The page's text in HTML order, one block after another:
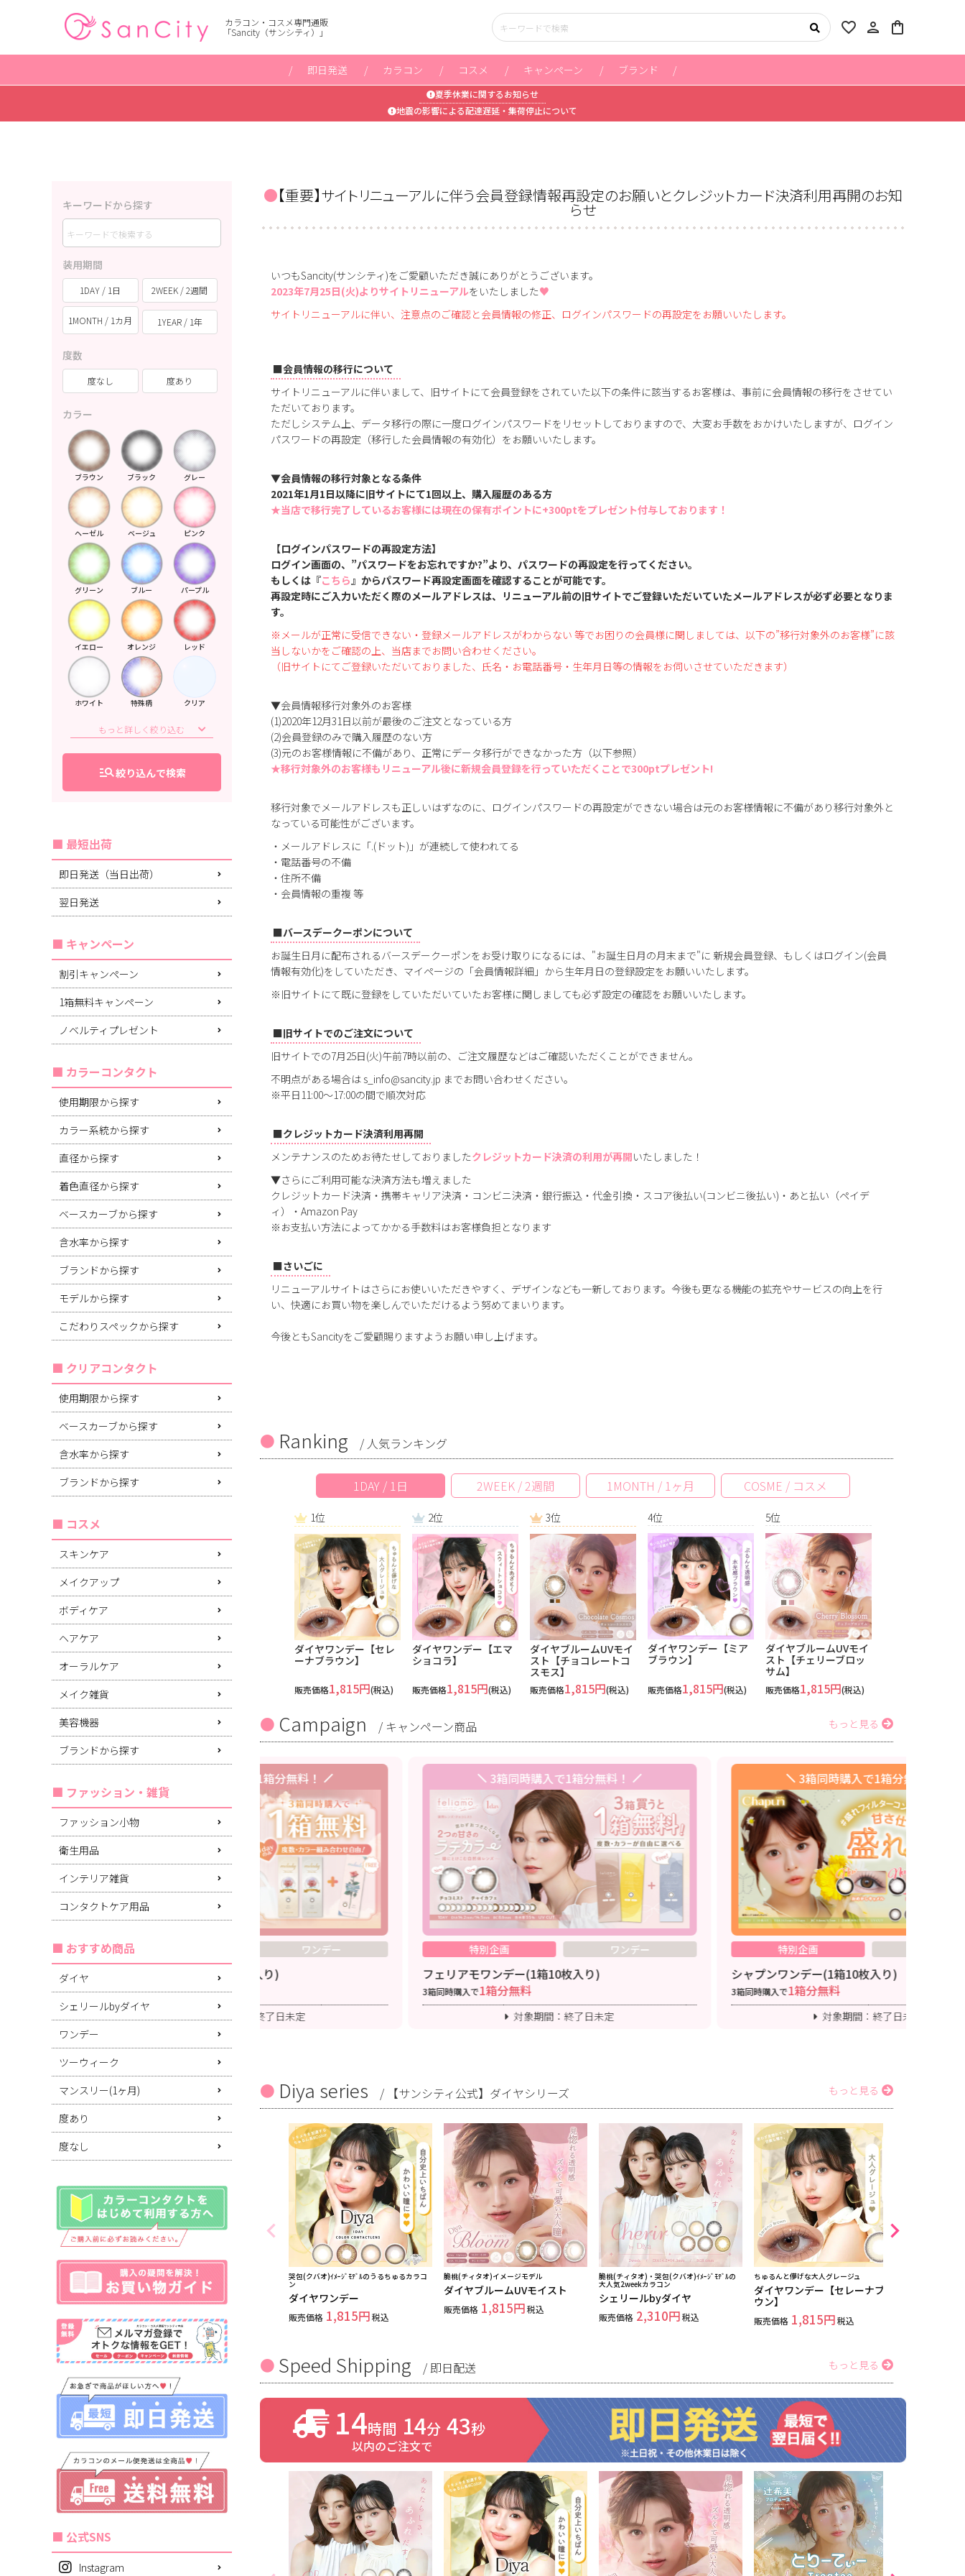
カラコン・コスメ専門通販
「Sancity（サンシティ）」
favorite_border person shopping_bag
即日発送 カラコン コスメ キャンペーン ブランド
夏季休業に関するお知らせ
地震の影響による配達遅延・集荷停止について
キーワードから探す
装用期間
1DAY / 1日 2WEEK / 2週間
1MONTH / 1カ月 1YEAR / 1年
度数
度なし 度あり
カラー
ブラウン ブラック グレー
ヘーゼル ベージュ ピンク
グリーン ブルー パープル
イエロー オレンジ レッド
ホワイト 特殊柄 クリア
manage_search絞り込んで検索
最短出荷
即日発送（当日出荷）
翌日発送
キャンペーン
割引キャンペーン
1箱無料キャンペーン
ノベルティプレゼント
カラーコンタクト
使用期限から探す
カラー系統から探す
直径から探す
着色直径から探す
ベースカーブから探す
含水率から探す
ブランドから探す
モデルから探す
こだわりスペックから探す
クリアコンタクト
使用期限から探す
ベースカーブから探す
含水率から探す
ブランドから探す
コスメ
スキンケア
メイクアップ
ボディケア
ヘアケア
オーラルケア
メイク雑貨
美容機器
ブランドから探す
ファッション・雑貨
ファッション小物
衛生用品
インテリア雑貨
コンタクトケア用品
おすすめ商品
ダイヤ
シェリールbyダイヤ
ワンデー
ツーウィーク
マンスリー(1ヶ月)
度あり
度なし
■ 公式SNS
Instagram
【重要】サイトリニューアルに伴う会員登録情報再設定のお願いとクレジットカード決済利用再開のお知
らせ
いつもSancity(サンシティ)をご愛顧いただき誠にありがとうございます。
2023年7月25日(火)よりサイトリニューアルをいたしました♥
サイトリニューアルに伴い、注意点のご確認と会員情報の修正、ログインパスワードの再設定をお願いいたします。
■会員情報の移行について
サイトリニューアルに伴いまして、旧サイトにて会員登録をされていた以下の条件に該当するお客様は、事前に会員情報の移行をさせてい
ただいております。
ただしシステム上、データ移行の際に一度ログインパスワードをリセットしておりますので、大変お手数をおかけいたしますが、ログイン
パスワードの再設定（移行した会員情報の有効化）をお願いいたします。
▼会員情報の移行対象となる条件
2021年1月1日以降に旧サイトにて1回以上、購入履歴のある方
★当店で移行完了しているお客様には現在の保有ポイントに+300ptをプレゼント付与しております！
【ログインパスワードの再設定方法】
ログイン画面の、”パスワードをお忘れですか?”より、パスワードの再設定を行ってください。
もしくは『こちら』からパスワード再設定画面を確認することが可能です。
再設定時にご入力いただく際のメールアドレスは、リニューアル前の旧サイトでご登録いただいていたメールアドレスが必ず必要となりま
す。
※メールが正常に受信できない・登録メールアドレスがわからない 等でお困りの会員様に関しましては、以下の”移行対象外のお客様”に該
当しないかをご確認の上、当店までお問い合わせください。
（旧サイトにてご登録いただいておりました、氏名・お電話番号・生年月日等の情報をお伺いさせていただきます）
▼会員情報移行対象外のお客様
(1)2020年12月31日以前が最後のご注文となっている方
(2)会員登録のみで購入履歴のない方
(3)元のお客様情報に不備があり、正常にデータ移行ができなかった方（以下参照）
★移行対象外のお客様もリニューアル後に新規会員登録を行っていただくことで300ptプレゼント!
移行対象でメールアドレスも正しいはずなのに、ログインパスワードの再設定ができない場合は元のお客様情報に不備があり移行対象外と
なっている可能性がございます。
・メールアドレスに「.(ドット)」が連続して使われてる
・電話番号の不備
・住所不備
・会員情報の重複 等
■バースデークーポンについて
お誕生日月に配布されるバースデークーポンをお受け取りになるには、"お誕生日月の月末まで"に 新規会員登録、もしくはログイン(会員
情報有効化)をしていただき、マイページの「会員情報詳細」から生年月日の登録設定をお願いいたします。
※旧サイトにて既に登録をしていただいていたお客様に関しましても必ず設定の確認をお願いいたします。
■旧サイトでのご注文について
旧サイトでの7月25日(火)午前7時以前の、ご注文履歴などはご確認いただくことができません。
不明点がある場合は s_info@sancity.jp までお問い合わせください。
※平日11:00～17:00の間で順次対応
■クレジットカード決済利用再開
メンテナンスのためお待たせしておりましたクレジットカード決済の利用が再開いたしました！
▼さらにご利用可能な決済方法も増えました
クレジットカード決済・携帯キャリア決済・コンビニ決済・銀行振込・代金引換・スコア後払い(コンビニ後払い)・あと払い（ペイデ
ィ）・Amazon Pay
※お支払い方法によってかかる手数料はお客様負担となります
■さいごに
リニューアルサイトはさらにお使いいただきやすく、デザインなども一新しております。今後も更なる機能の拡充やサービスの向上を行
い、快適にお買い物を楽しんでいただけるよう努めてまいります。
今後ともSancityをご愛顧賜りますようお願い申し上げます。
Ranking / 人気ランキング
1DAY / 1日 2WEEK / 2週間 1MONTH / 1ヶ月 COSME / コスメ
1位
ダイヤワンデー【セレ
ーナブラウン】
販売価格1,815円(税込)
2位
ダイヤワンデー【エマ
ショコラ】
販売価格1,815円(税込)
3位
ダイヤブルームUVモイ
スト【チョコレートコ
スモス】
販売価格1,815円(税込)
4位
ダイヤワンデー【ミア
ブラウン】
販売価格1,815円(税込)
5位
ダイヤブルームUVモイ
スト【チェリーブロッ
サム】
販売価格1,815円(税込)
Campaign / キャンペーン商品 もっと見る
特別企画
ディワンデー(1箱10枚入り)
1箱分無料
対象期間：終了日未定
3箱同時購入で1箱分無料！
特別企画 ワンデー
フェリアモワンデー(1箱10枚入り)
3箱同時購入で1箱分無料🌻
特別企画 ワンデー
シャプンワンデー(1箱10枚入り)
Diya series / 【サンシティ公式】ダイヤシリーズ もっと見る
哭包(クバオ)ｲﾒｰｼﾞﾓﾃﾞﾙのうるちゅるカラコ
ン
ダイヤワンデー
販売価格 1,815 税込
脆桃(チィタオ)イメージモデル
ダイヤブルームUVモイスト
販売価格 1,815 税込
脆桃(チィタオ)・哭包(クバオ)ｲﾒｰｼﾞﾓﾃﾞﾙの
大人気2weekカラコン
シェリールbyダイヤ
販売価格 2,310 税込
ちゅるんと儚げな大人グレージュ
ダイヤワンデー【セレーナブラ
ウン】
販売価格 1,815 税込
Speed Shipping /即日配送 もっと見る
14時間 14分 41秒
以内のご注文で